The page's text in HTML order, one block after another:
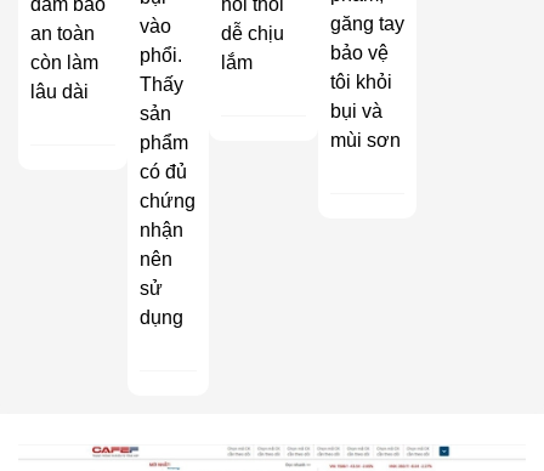
an toàn
còn làm
lâu dài
vào
phổi.
Thấy
sản
phẩm
có đủ
chứng
nhận
nên
sử
dụng
dễ chịu
lắm
găng tay
bảo vệ
tôi khỏi
bụi và
mùi sơn